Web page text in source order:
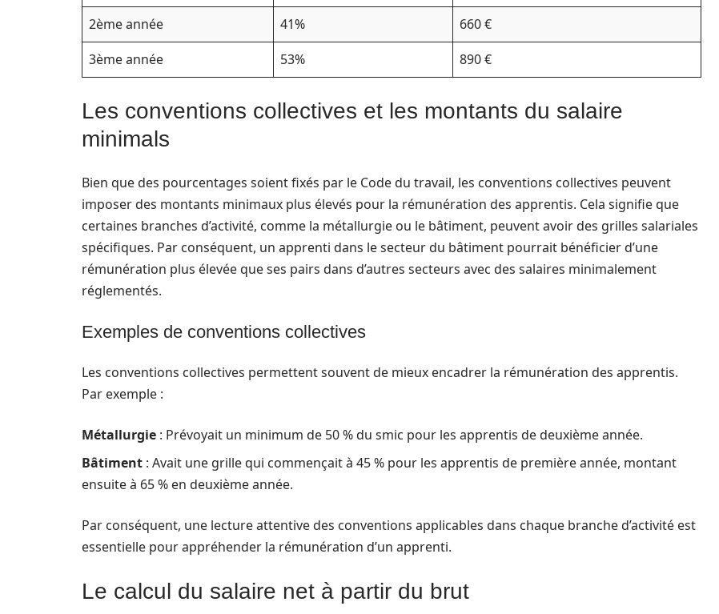
2ème année
41%
660 €
3ème année
53% 890 €
Les conventions collectives et les montants du salaire
minimals
Bien que des pourcentages soient fixés par le Code du travail, les conventions collectives peuvent
imposer des montants minimaux plus élevés pour la rémunération des apprentis. Cela signifie que
certaines branches d’activité, comme la métallurgie ou le bâtiment, peuvent avoir des grilles salariales
spécifiques. Par conséquent, un apprenti dans le secteur du bâtiment pourrait bénéficier d’une
rémunération plus élevée que ses pairs dans d’autres secteurs avec des salaires minimalement
réglementés.
Exemples de conventions collectives
Les conventions collectives permettent souvent de mieux encadrer la rémunération des apprentis.
Par exemple :
Métallurgie : Prévoyait un minimum de 50 % du smic pour les apprentis de deuxième année.
Bâtiment : Avait une grille qui commençait à 45 % pour les apprentis de première année, montant
ensuite à 65 % en deuxième année.
Par conséquent, une lecture attentive des conventions applicables dans chaque branche d’activité est
essentielle pour appréhender la rémunération d’un apprenti.
Le calcul du salaire net à partir du brut